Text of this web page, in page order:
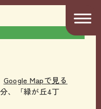
Google Mapで見る
、「緑が丘4丁